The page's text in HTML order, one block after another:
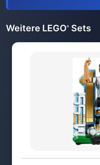
Weitere LEGO® Sets